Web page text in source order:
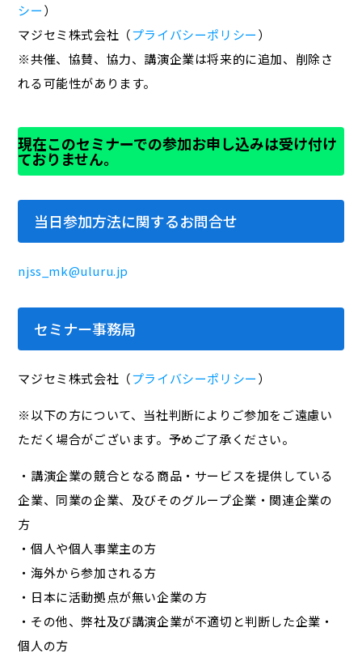
シー）
マジセミ株式会社（プライバシーポリシー）
※共催、協賛、協力、講演企業は将来的に追加、削除さ
れる可能性があります。
現在このセミナーでの参加お申し込みは受け付け
ておりません。
当日参加方法に関するお問合せ
njss_mk@uluru.jp
セミナー事務局
マジセミ株式会社（プライバシーポリシー）
※以下の方について、当社判断によりご参加をご遠慮い
ただく場合がございます。予めご了承ください。
・講演企業の競合となる商品・サービスを提供している
企業、同業の企業、及びそのグループ企業・関連企業の
方
・個人や個人事業主の方
・海外から参加される方
・日本に活動拠点が無い企業の方
・その他、弊社及び講演企業が不適切と判断した企業・
個人の方